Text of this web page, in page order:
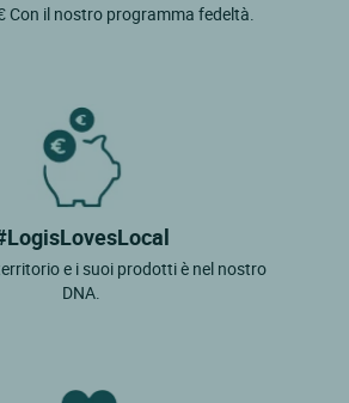
Con il nostro programma fedeltà.
e i suoi prodotti è nel nostro
DNA.